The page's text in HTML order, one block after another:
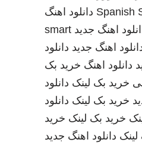
Spanish دانلود اهنگ
اهنگ جدید smart
اهنگ جدید دانلود
دانلود اهنگ خرید بک
خرید بک لینک دانلود
خرید بک لینک دانلود
خرید بک لینک خرید
دانلود اهنگ جدید